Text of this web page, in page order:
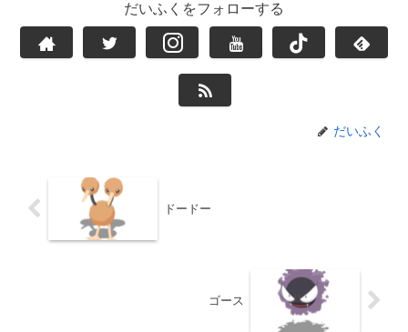
だいふくをフォローする
だいふく
ドードー
ゴース